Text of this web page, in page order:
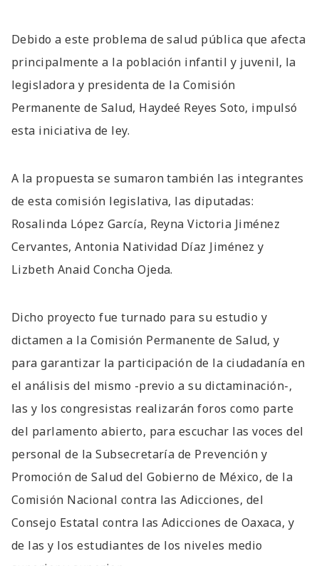
Debido a este problema de salud pública que afecta
principalmente a la población infantil y juvenil, la
legisladora y presidenta de la Comisión
Permanente de Salud, Haydeé Reyes Soto, impulsó
esta iniciativa de ley.
A la propuesta se sumaron también las integrantes
de esta comisión legislativa, las diputadas:
Rosalinda López García, Reyna Victoria Jiménez
Cervantes, Antonia Natividad Díaz Jiménez y
Lizbeth Anaid Concha Ojeda.
Dicho proyecto fue turnado para su estudio y
dictamen a la Comisión Permanente de Salud, y
para garantizar la participación de la ciudadanía en
el análisis del mismo -previo a su dictaminación-,
las y los congresistas realizarán foros como parte
del parlamento abierto, para escuchar las voces del
personal de la Subsecretaría de Prevención y
Promoción de Salud del Gobierno de México, de la
Comisión Nacional contra las Adicciones, del
Consejo Estatal contra las Adicciones de Oaxaca, y
de las y los estudiantes de los niveles medio